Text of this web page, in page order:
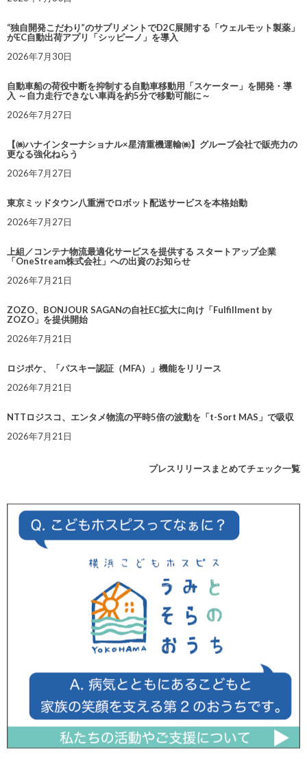
“独自開発こだわり”のサプリメントでD2C展開する「ウェルモット製薬」
がEC自動出荷アプリ「シッピーノ」を導入
2026年7月30日
自動車船の荷役中断を抑制する自動車移動用「スケーター」を開発・導
入 ～自力走行できない車両を約5分で移動可能に～
2026年7月27日
【㈱ハナインターナショナル×星清重機運輸㈱】グループ会社で販売力の
更なる強化ねらう
2026年7月27日
東京ミッドタウン八重洲でロボット配送サービスを本格始動
2026年7月27日
上組／コンテナ物流最適化サービスを提供する スタートアップ企業
「OneStream株式会社」への出資のお知らせ
2026年7月21日
ZOZO、BONJOUR SAGANの自社EC拡大に向け「Fulfillment by
ZOZO」を提供開始
2026年7月21日
ロジポケ、「パスキー認証（MFA）」機能をリリース
2026年7月21日
NTTロジスコ、エンタメ物流の平時5倍の波動を「t-Sort MAS」で吸収
2026年7月21日
プレスリリースまとめてチェック一覧